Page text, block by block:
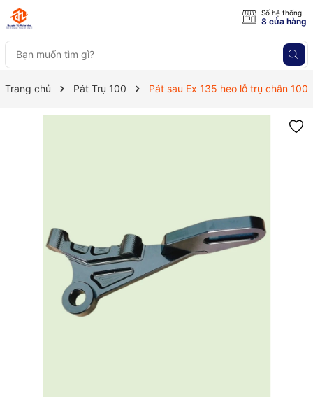
Số hệ thống
8 cửa hàng
Trang chủ Pát Trụ 100 Pát sau Ex 135 heo lỗ trụ chân 100